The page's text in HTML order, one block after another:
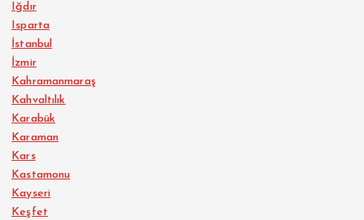
Iğdır
Isparta
İstanbul
İzmir
Kahramanmaraş
Kahvaltılık
Karabük
Karaman
Kars
Kastamonu
Kayseri
Keşfet